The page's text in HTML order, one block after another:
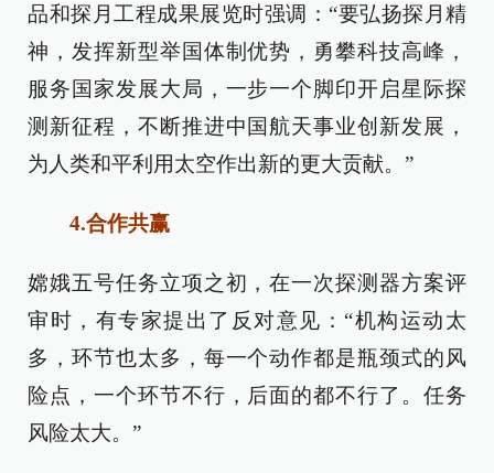
品和探月工程成果展览时强调：“要弘扬探月精
神，发挥新型举国体制优势，勇攀科技高峰，
服务国家发展大局，一步一个脚印开启星际探
测新征程，不断推进中国航天事业创新发展，
为人类和平利用太空作出新的更大贡献。”
4.合作共赢
嫦娥五号任务立项之初，在一次探测器方案评
审时，有专家提出了反对意见：“机构运动太
多，环节也太多，每一个动作都是瓶颈式的风
险点，一个环节不行，后面的都不行了。任务
风险太大。”